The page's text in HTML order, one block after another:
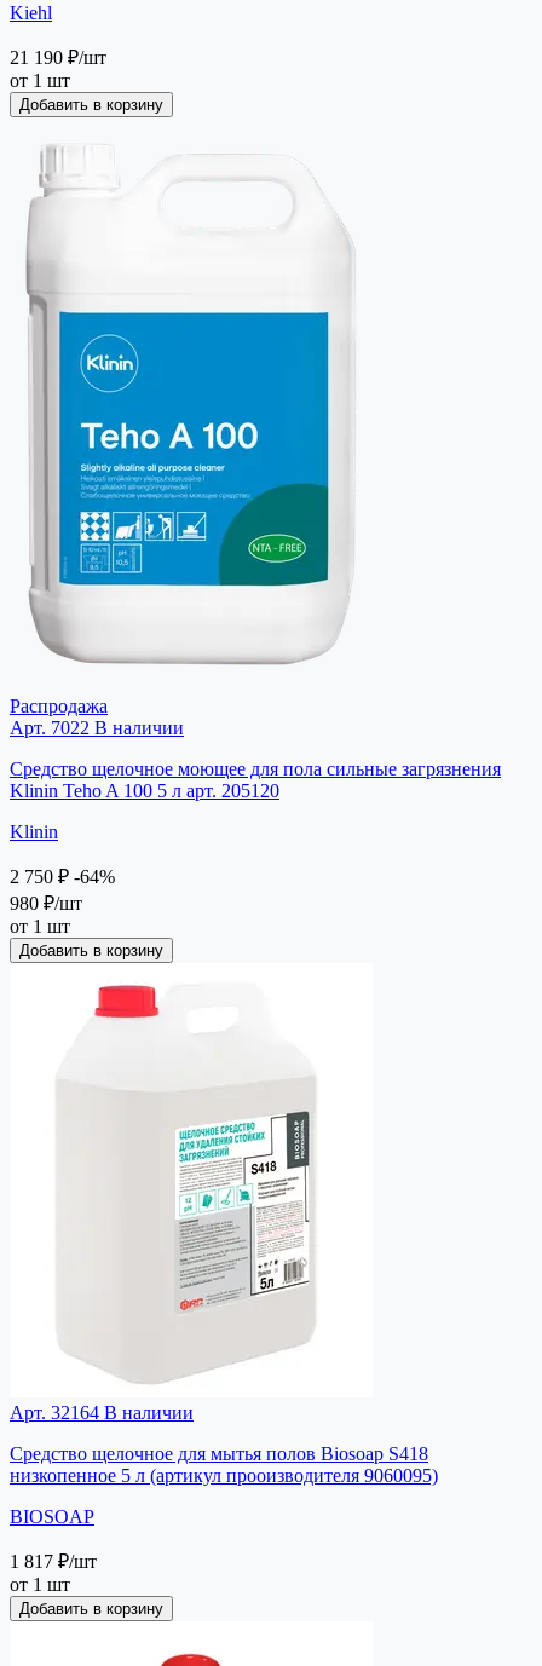
Kiehl
21 190 ₽/шт
от 1 шт
Добавить в корзину
Распродажа
Арт. 7022 В наличии
Средство щелочное моющее для пола сильные загрязнения
Klinin Teho A 100 5 л арт. 205120
Klinin
2 750 ₽ -64%
980 ₽/шт
от 1 шт
Добавить в корзину
Арт. 32164 В наличии
Средство щелочное для мытья полов Biosoap S418
низкопенное 5 л (артикул прооизводителя 9060095)
BIOSOAP
1 817 ₽/шт
от 1 шт
Добавить в корзину